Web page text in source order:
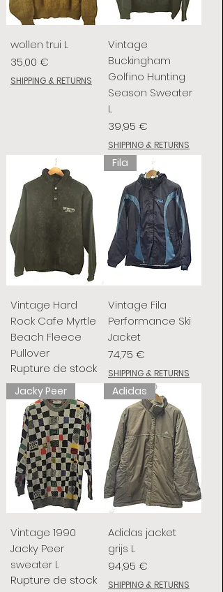
wollen trui L
Prix
35,00 €
SHIPPING & RETURNS
Vintage
Buckingham
Golfino Hunting
Season Sweater
L
Prix
39,95 €
SHIPPING & RETURNS
Vintage Hard
Rock Cafe Myrtle
Beach Fleece
Pullover
Rupture de stock
Fila
Vintage Fila
Performance Ski
Jacket
Prix
74,75 €
SHIPPING & RETURNS
Jacky Peer
Vintage 1990
Jacky Peer
sweater L
Rupture de stock
Adidas
Adidas jacket
grijs L
Prix
94,95 €
SHIPPING & RETURNS